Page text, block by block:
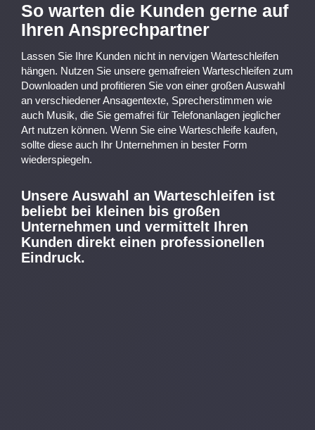
So warten die Kunden gerne auf
Ihren Ansprechpartner
Lassen Sie Ihre Kunden nicht in nervigen Warteschleifen
hängen. Nutzen Sie unsere gemafreien Warteschleifen zum
Downloaden und profitieren Sie von einer großen Auswahl
an verschiedener Ansagentexte, Sprecherstimmen wie
auch Musik, die Sie gemafrei für Telefonanlagen jeglicher
Art nutzen können. Wenn Sie eine Warteschleife kaufen,
sollte diese auch Ihr Unternehmen in bester Form
wiederspiegeln.
Unsere Auswahl an Warteschleifen ist
beliebt bei kleinen bis großen
Unternehmen und vermittelt Ihren
Kunden direkt einen professionellen
Eindruck.